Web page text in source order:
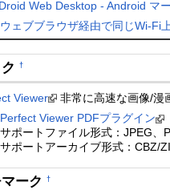
Web Desktop - Android マ
ウェブブラウザ経由で同じWi-Fi
†
Viewer
非常に高速な画像/漫
Perfect Viewer PDFプラグイン
サポートファイル形式：JPEG、
サポートアーカイブ形式：CBZ/
ーク †